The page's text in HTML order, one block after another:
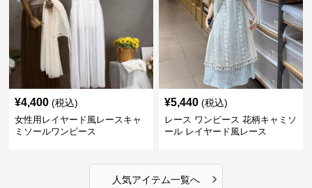
¥4,400 (税込)
女性用レイヤード風レースキャ
ミソールワンピース
¥5,440 (税込)
レース ワンピース 花柄キャミソ
ール レイヤード風レース
人気アイテム一覧へ ›